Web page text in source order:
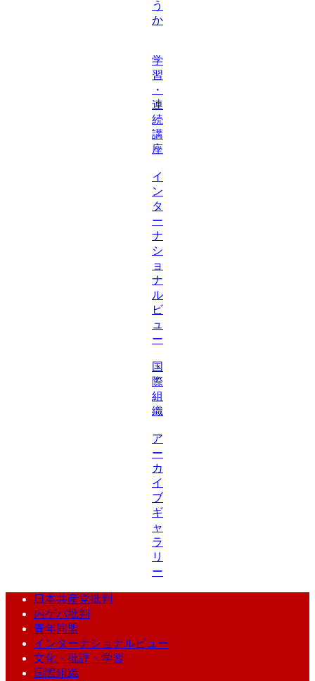
う
か
学
習
・
連
続
講
座
イ
ン
タ
ー
ナ
シ
ョ
ナ
ル
ビ
ュ
ー
国
際
組
織
ア
ー
カ
イ
ブ
ギ
ャ
ラ
リ
ー
日本共産党批判
内ゲバ批判
青年同盟
インターナショナルビュー
文化・批評・学習
国際組織